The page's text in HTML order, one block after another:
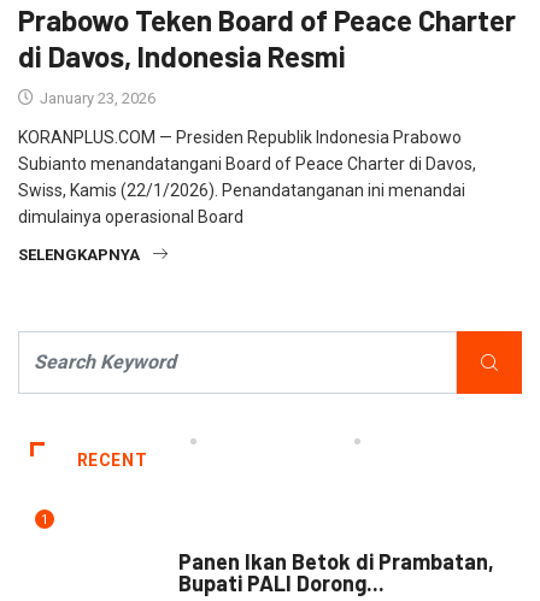
Prabowo Teken Board of Peace Charter
di Davos, Indonesia Resmi
January 23, 2026
KORANPLUS.COM — Presiden Republik Indonesia Prabowo
Subianto menandatangani Board of Peace Charter di Davos,
Swiss, Kamis (22/1/2026). Penandatanganan ini menandai
dimulainya operasional Board
SELENGKAPNYA
RECENT
1
Panen Ikan Betok di Prambatan,
Bupati PALI Dorong...